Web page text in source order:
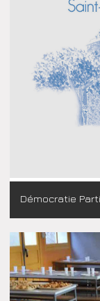
Démocratie